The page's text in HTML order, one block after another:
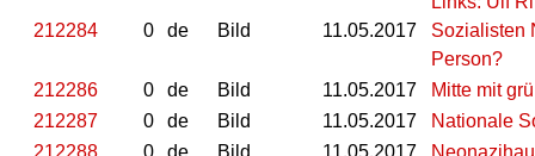
212284 0 de Bild 11.05.2017
Sozialisten
Person?
212286
0 de Bild 11.05.2017
Mitte mit
212287
0 de Bild 11.05.2017
Nationale
212288
0 de Bild 11.05.2017